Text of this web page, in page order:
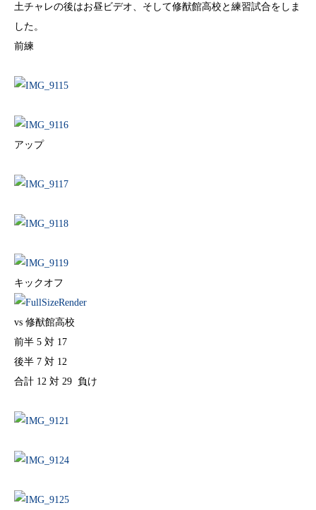
土チャレの後はお昼ビデオ、そして修猷館高校と練習試合をしま
した。
前練
アップ
キックオフ
vs 修猷館高校
前半 5 対 17
後半 7 対 12
合計 12 対 29 負け